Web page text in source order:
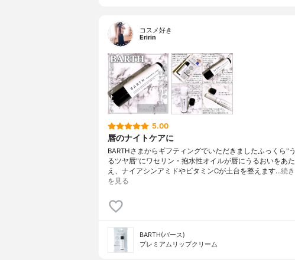
コスメ好き
Eririn
5.00
唇のナイトケアに
BARTHさまからギフティングでいただきましたふっくら"う
るツヤ唇"にワセリン・抱水性オイルが唇にうるおいをあた
え、ナイアシンアミドやビタミンCが土台を整えます…続き
を見る
BARTH(バース)
プレミアムリップクリーム